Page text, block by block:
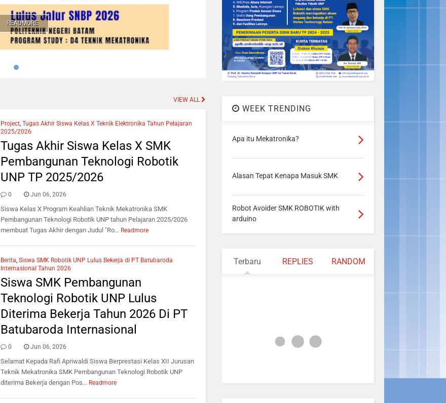
READMORE
VIEW ALL
Project, Tugas Akhir Siswa Kelas X Teknik Elektronika Tahun Pelajaran
2025/2026
Tugas Akhir Siswa Kelas X SMK
Pembangunan Teknologi Robotik
UNP TP 2025/2026
0 Jun 06, 2026
Siswa Kelas X Program Keahlian Teknik Mekatronika SMK
Pembangunan Teknologi Robotik UNP tahun Pelajaran 2025/2026
membuat Tugas Akhir dengan Judul "Ro... Readmore
Berita Siswa SMK Robotik UNP Lulus Bekerja di PT Batubaroda
Internasional Tahun 2026
Siswa SMK Pembangunan
Teknologi Robotik UNP Lulus
Diterima Bekerja Tahun 2026 Di PT
Batubaroda Internasional
0 Jun 06, 2026
Selamat Kepada Rafi Apriwaldi Siswa Berprestasi Kelas XII Jurusan
Teknik Mekatronika SMK Pembangunan Teknologi Robotik UNP
diterima Bekerja dengan Pos... Readmore
WEEK TRENDING
Apa itu Mekatronika?
Alasan Tepat Kenapa Masuk SMK
Robot Avoider SMK ROBOTIK with
arduino
Terbaru REPLIES RANDOM